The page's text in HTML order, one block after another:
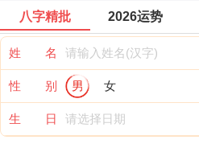
八字精批 2026运势
姓 名
性 别 男 女
生 日